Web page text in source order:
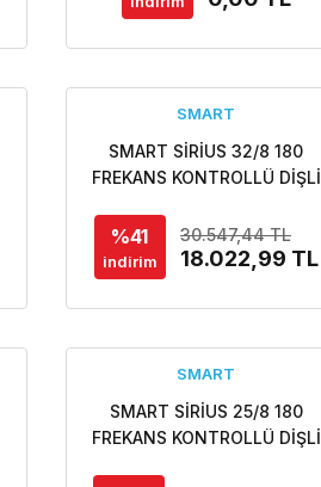
için bizi arayınız.
SMART
SMART SİRİUS 32/8 180
FREKANS KONTROLLÜ DİŞLİ
POMPASI
%41
indirim
30.547,44 TL
18.022,99 TL
SMART
SMART SİRİUS 25/8 180
FREKANS KONTROLLÜ DİŞLİ